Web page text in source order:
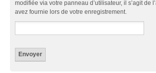
modifiée via votre panneau d’utilisateur, il s’agit de
avez fournie lors de votre enregistrement.